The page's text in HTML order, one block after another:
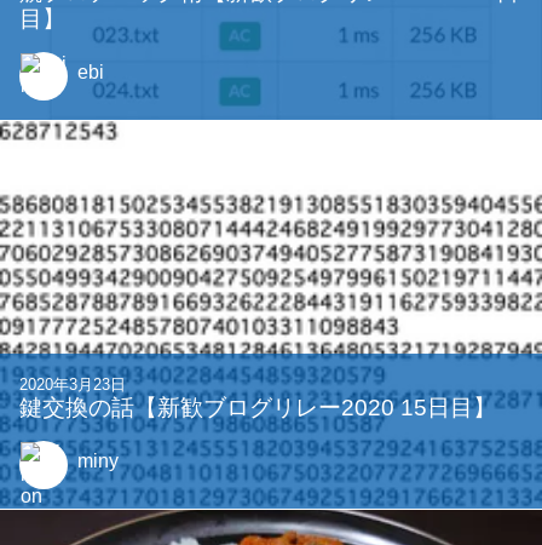
目】
ebi
2020年3月23日
鍵交換の話【新歓ブログリレー2020 15日目】
miny